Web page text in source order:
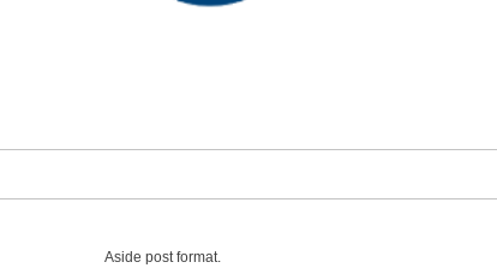
Aside post format.